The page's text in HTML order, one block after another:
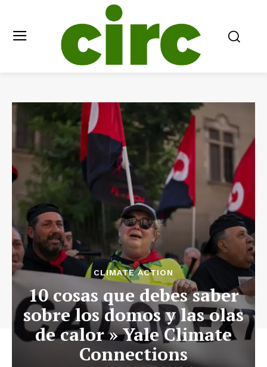
CLIMATE ACTION
10 cosas que debes saber
sobre los domos y las olas
de calor » Yale Climate
Connections